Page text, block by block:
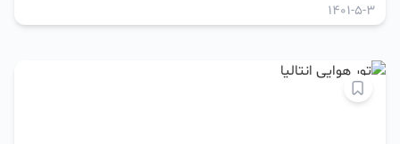
1401-5-3